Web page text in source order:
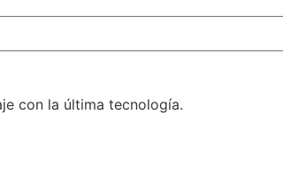
con la última tecnología.